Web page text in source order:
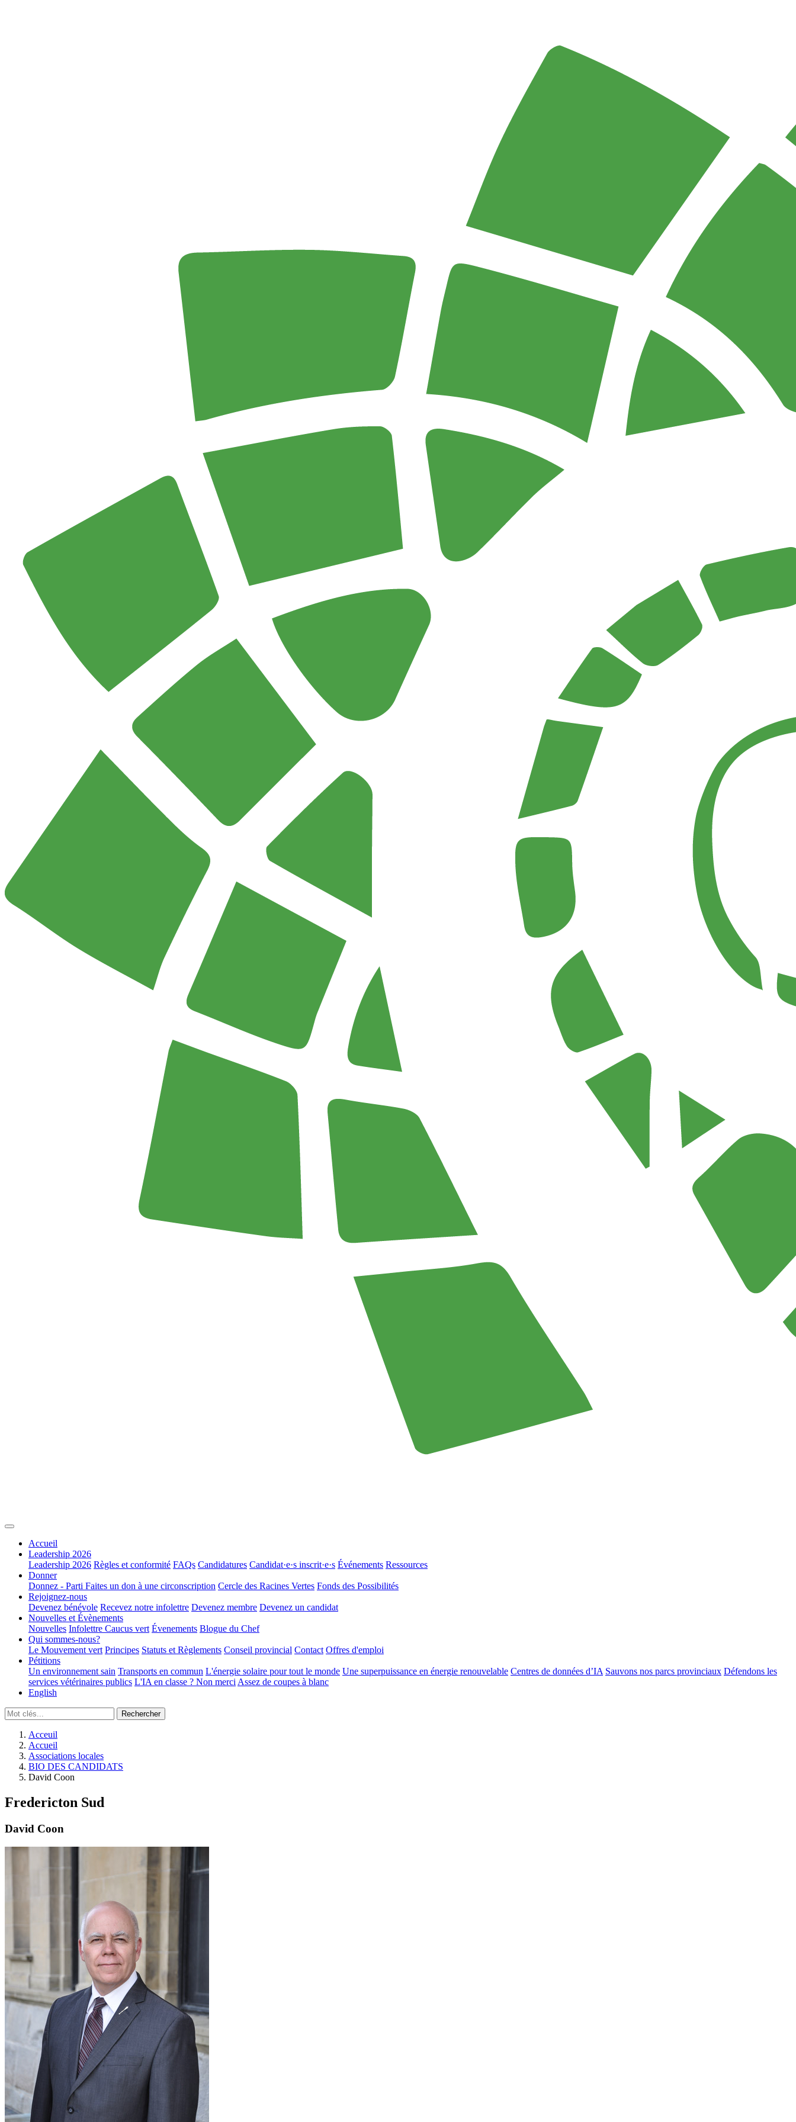
Accueil
Leadership 2026
Leadership 2026 Règles et conformité FAQs Candidatures Candidat·e·s inscrit·e·s Événements Ressources
Donner
Donnez - Parti Faites un don à une circonscription Cercle des Racines Vertes Fonds des Possibilités
Rejoignez-nous
Devenez bénévole Recevez notre infolettre Devenez membre Devenez un candidat
Nouvelles et Évènements
Nouvelles Infolettre Caucus vert Évenements Blogue du Chef
Qui sommes-nous?
Le Mouvement vert Principes Statuts et Règlements Conseil provincial Contact Offres d'emploi
Pétitions
Un environnement sain Transports en commun L'énergie solaire pour tout le monde Une superpuissance en énergie renouvelable Centres de données d’IA Sauvons nos parcs provinciaux Défendons les
services vétérinaires publics L'IA en classe ? Non merci Assez de coupes à blanc
English
Acceuil
Accueil
Associations locales
BIO DES CANDIDATS
David Coon
Fredericton Sud
David Coon